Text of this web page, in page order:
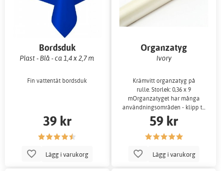
Bordsduk
Plast - Blå - ca 1,4 x 2,7 m
Fin vattentät bordsduk
39 kr
Lägg i varukorg
Organzatyg
Ivory
Krämvitt organzatyg på
rulle. Storlek: 0,36 x 9
mOrganzatyget har många
användningsområden - klipp t...
59 kr
Lägg i varukorg